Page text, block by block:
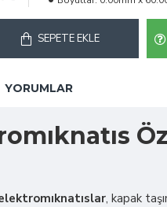
SEPETE EKLE
YORUMLAR
, kapak